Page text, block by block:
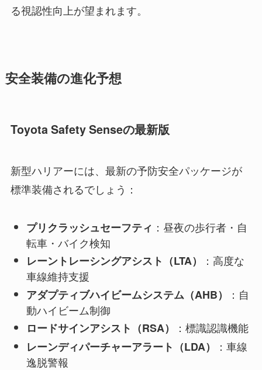
る視認性向上が望まれます。
安全装備の進化予想
Toyota Safety Senseの最新版
新型ハリアーには、最新の予防安全パッケージが
標準装備されるでしょう：
プリクラッシュセーフティ ：昼夜の歩行者・自
転車・バイク検知
レーントレーシングアシスト（LTA）
：高度な
車線維持支援
アダプティブハイビームシステム（AHB）
：自
動ハイビーム制御
ロードサインアシスト（RSA）
：標識認識機能
レーンディパーチャーアラート（LDA）
：車線
逸脱警報